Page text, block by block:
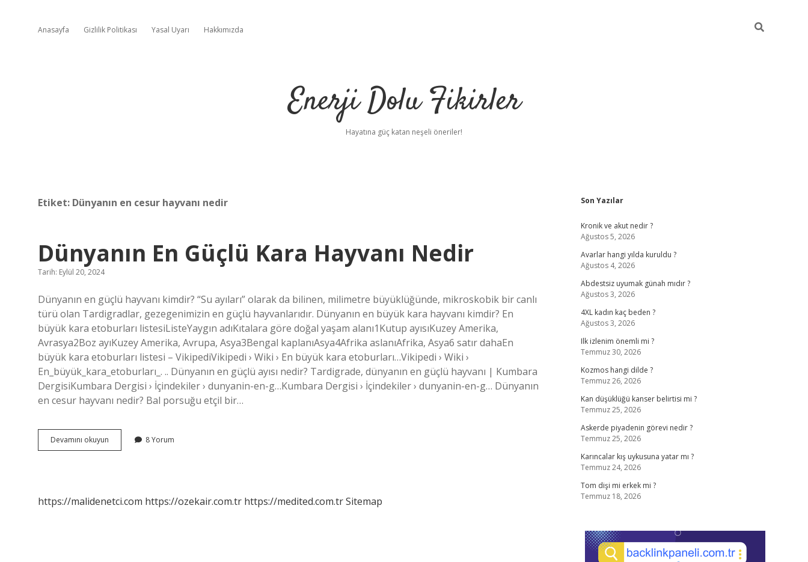
Anasayfa Gizlilik Politikası Yasal Uyarı Hakkımızda
Enerji Dolu Fikirler
Hayatına güç katan neşeli öneriler!
Etiket: Dünyanın en cesur hayvanı nedir
Dünyanın En Güçlü Kara Hayvanı Nedir
Tarih: Eylül 20, 2024
Dünyanın en güçlü hayvanı kimdir? “Su ayıları” olarak da bilinen, milimetre büyüklüğünde, mikroskobik bir canlı
türü olan Tardigradlar, gezegenimizin en güçlü hayvanlarıdır. Dünyanın en büyük kara hayvanı kimdir? En
büyük kara etoburları listesiListeYaygın adıKıtalara göre doğal yaşam alanı1Kutup ayısıKuzey Amerika,
Avrasya2Boz ayıKuzey Amerika, Avrupa, Asya3Bengal kaplanıAsya4Afrika aslanıAfrika, Asya6 satır dahaEn
büyük kara etoburları listesi – VikipediVikipedi › Wiki › En büyük kara etoburları…Vikipedi › Wiki ›
En_büyük_kara_etoburları_. .. Dünyanın en güçlü ayısı nedir? Tardigrade, dünyanın en güçlü hayvanı | Kumbara
DergisiKumbara Dergisi › İçindekiler › dunyanin-en-g…Kumbara Dergisi › İçindekiler › dunyanin-en-g… Dünyanın
en cesur hayvanı nedir? Bal porsuğu etçil bir…
Devamını okuyun Dünyanın
En
8 Yorum
https://malidenetci.com https://ozekair.com.tr https://medited.com.trSitemap
Sidebar
Son Yazılar
Kronik ve akut nedir ?
Ağustos 5, 2026
Avarlar hangi yılda kuruldu ?
Ağustos 4, 2026
Abdestsiz uyumak günah mıdır ?
Ağustos 3, 2026
4XL kadın kaç beden ?
Ağustos 3, 2026
Ilk izlenim önemli mi ?
Temmuz 30, 2026
Kozmos hangi dilde ?
Temmuz 26, 2026
Kan düşüklüğü kanser belirtisi mi ?
Temmuz 25, 2026
Askerde piyadenin görevi nedir ?
Temmuz 25, 2026
Karıncalar kış uykusuna yatar mı ?
Temmuz 24, 2026
Tom dişi mi erkek mi ?
Temmuz 18, 2026